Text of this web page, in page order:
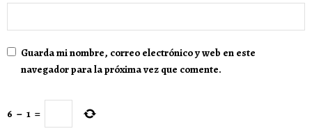
Guarda mi nombre, correo electrónico y web en este
navegador para la próxima vez que comente.
6 − 1 =